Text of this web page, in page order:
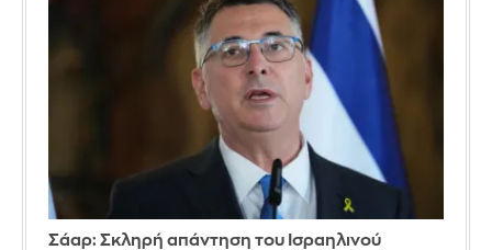
Σάαρ: Σκληρή απάντηση του Ισραηλινού